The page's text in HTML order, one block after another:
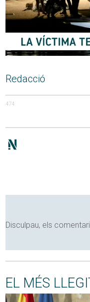
Redacció
474
Disculpau, els
EL MÉS